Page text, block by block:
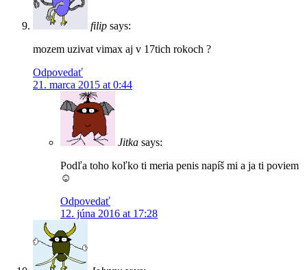
filip says:
mozem uzivat vimax aj v 17tich rokoch ?
Odpovedať
21. marca 2015 at 0:44
Jitka says:
Podľa toho koľko ti meria penis napíš mi a ja ti poviem
☺
Odpovedať
12. júna 2016 at 17:28